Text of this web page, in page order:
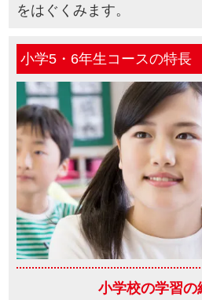
をはぐくみます。
小学5・6年生コースの特長
小学校の学習の